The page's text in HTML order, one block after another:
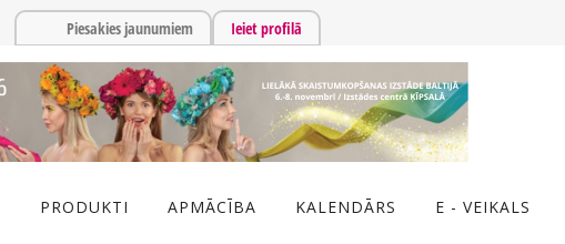
Piesakies jaunumiem Ieiet profilā
PRODUKTI APMĀCĪBA KALENDĀRS E - VEIKALS